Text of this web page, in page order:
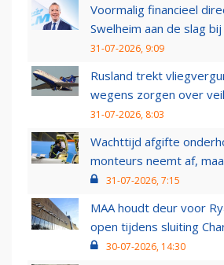
Voormalig financieel
Swelheim aan de slag
31-07-2026, 9:09
Rusland trekt
wegens zorgen over
31-07-2026, 8:03
Wachttijd afgifte
monteurs neemt af,
31-07-2026, 7:15
MAA houdt deur voor
open tijdens sluiting
30-07-2026, 14:30